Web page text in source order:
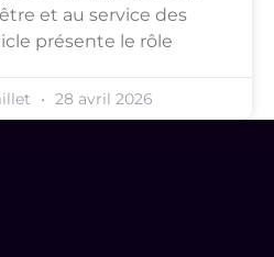
et au service des
présente le rôle
28 avril 2026